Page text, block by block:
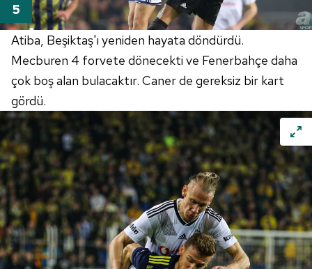
Atiba, Beşiktaş'ı yeniden hayata döndürdü.
Mecburen 4 forvete dönecekti ve Fenerbahçe daha
çok boş alan bulacaktır. Caner de gereksiz bir kart
gördü.